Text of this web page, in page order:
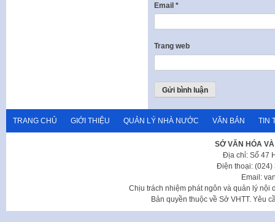
Email *
Trang web
TRANG CHỦ GIỚI THIỆU QUẢN LÝ NHÀ NƯỚC VĂN BẢN TIN
SỞ VĂN HÓA
Địa chỉ: Số 47
Điện thoại: (024)
Email:
Chịu trách nhiệm phát ngôn và quản lý nội
Bản quyền thuộc về Sở VHTT. Yêu